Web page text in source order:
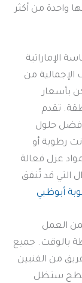
واحدة من أكثر
الإماراتية
الإجمالية من
بأسعار
تقدم
أفضل حلول
رطوبة أو
عزل فعالة
التي قد تُنفق
أبوظبي
العمل
بالوقت. جميع
من الفنيين
ستظل